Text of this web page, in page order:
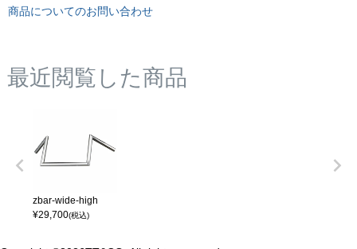
商品についてのお問い合わせ
最近閲覧した商品
zbar-wide-high
¥29,700(税込)